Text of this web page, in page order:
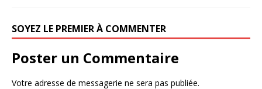
SOYEZ LE PREMIER À COMMENTER
Poster un Commentaire
Votre adresse de messagerie ne sera pas publiée.